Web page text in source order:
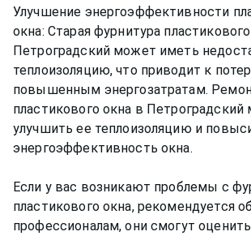
Улучшение энергоэффективности
окна: Старая фурнитура
Петроградский может иметь
теплоизоляцию, что приводит к
повышенным энергозатратам.
пластикового окна в
улучшить ее теплоизоляцию и
энергоэффективность окна.
Если у вас возникают проблемы с
пластикового окна, рекомендуется
профессионалам, они смогут